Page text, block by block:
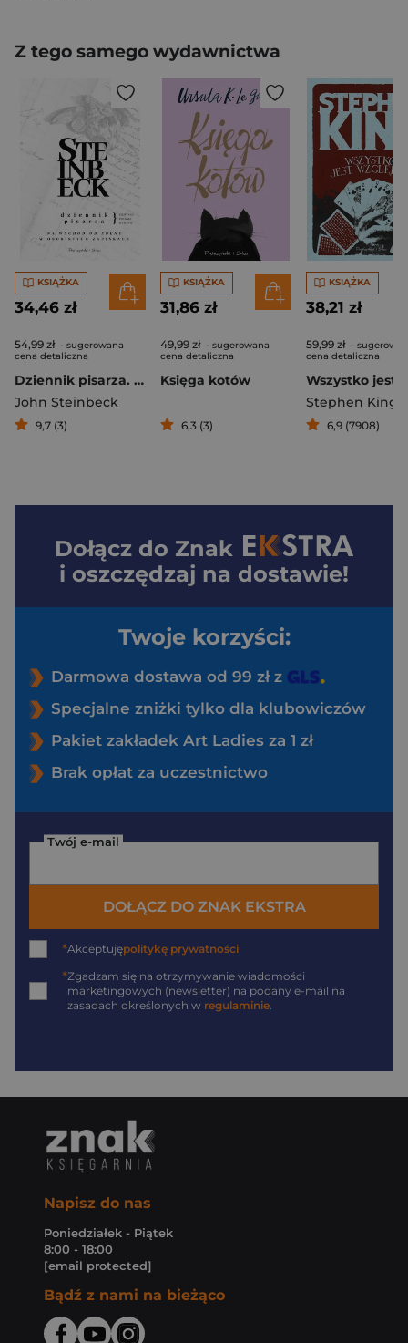
Z tego samego wydawnictwa
KSIĄŻKA
34,46 zł
54,99 zł - sugerowana
cena detaliczna
Dziennik pisarza. Na wschód od Edenu w osobistych zapiskach
John Steinbeck
9,7 (3)
KSIĄŻKA
31,86 zł
49,99 zł - sugerowana
cena detaliczna
Księga kotów
6,3 (3)
KSIĄŻKA
38,21 zł
59,99 zł -
cena detaliczna
Stephen King
6,9 (7908)
Dołącz do Znak
i oszczędzaj na dostawie!
Twoje korzyści:
Darmowa dostawa od 99 zł z
Specjalne zniżki tylko dla klubowiczów
Pakiet zakładek Art Ladies za 1 zł
Brak opłat za uczestnictwo
Twój e-mail
DOŁĄCZ DO ZNAK EKSTRA
*Akceptujępolitykę prywatności
*Zgadzam się na otrzymywanie wiadomości
marketingowych (newsletter) na podany e-mail na
zasadach określonych w regulaminie
Napisz do nas
Poniedziałek - Piątek
8:00 - 18:00
[email protected]
Bądź z nami na bieżąco